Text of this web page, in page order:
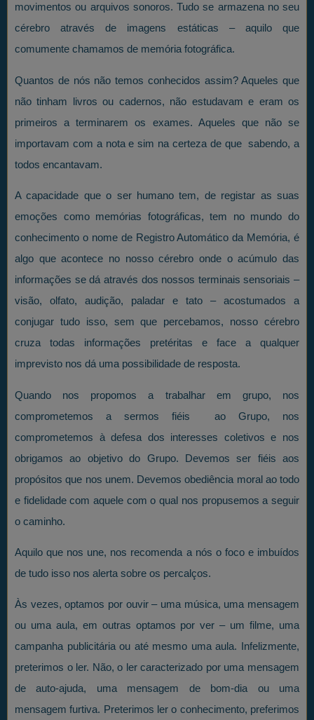
movimentos ou arquivos sonoros. Tudo se armazena no seu
cérebro através de imagens estáticas – aquilo que
comumente chamamos de memória fotográfica.
Quantos de nós não temos conhecidos assim? Aqueles que
não tinham livros ou cadernos, não estudavam e eram os
primeiros a terminarem os exames. Aqueles que não se
importavam com a nota e sim na certeza de que sabendo, a
todos encantavam.
A capacidade que o ser humano tem, de registar as suas
emoções como memórias fotográficas, tem no mundo do
conhecimento o nome de Registro Automático da Memória, é
algo que acontece no nosso cérebro onde o acúmulo das
informações se dá através dos nossos terminais sensoriais –
visão, olfato, audição, paladar e tato – acostumados a
conjugar tudo isso, sem que percebamos, nosso cérebro
cruza todas informações pretéritas e face a qualquer
imprevisto nos dá uma possibilidade de resposta.
Quando nos propomos a trabalhar em grupo, nos
comprometemos a sermos fiéis ao Grupo, nos
comprometemos à defesa dos interesses coletivos e nos
obrigamos ao objetivo do Grupo. Devemos ser fiéis aos
propósitos que nos unem. Devemos obediência moral ao todo
e fidelidade com aquele com o qual nos propusemos a seguir
o caminho.
Aquilo que nos une, nos recomenda a nós o foco e imbuídos
de tudo isso nos alerta sobre os percalços.
Às vezes, optamos por ouvir – uma música, uma mensagem
ou uma aula, em outras optamos por ver – um filme, uma
campanha publicitária ou até mesmo uma aula. Infelizmente,
preterimos o ler. Não, o ler caracterizado por uma mensagem
de auto-ajuda, uma mensagem de bom-dia ou uma
mensagem furtiva. Preterimos ler o conhecimento, preferimos